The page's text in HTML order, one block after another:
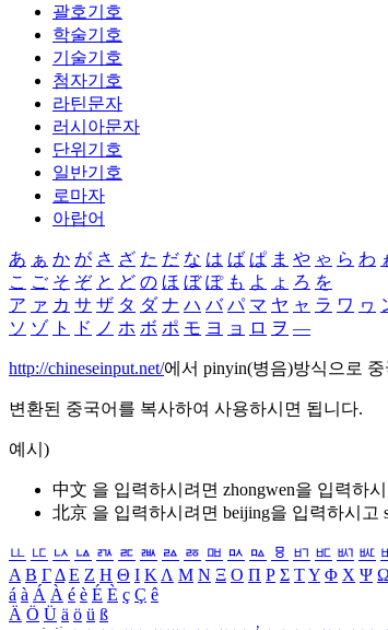
괄호기호
학술기호
기술기호
첨자기호
라틴문자
러시아문자
단위기호
일반기호
로마자
아랍어
あ ぁ か が さ ざ た だ な は ば ぱ ま や ゃ ら わ
こ ご そ ぞ と ど の ほ ぼ ぽ も よ ょ ろ を
ア ァ カ サ ザ タ ダ ナ ハ バ パ マ ヤ ャ ラ ワ ヮ
ソ ゾ ト ド ノ ホ ボ ポ モ ヨ ョ ロ ヲ ―
http://chineseinput.net/에서 pinyin(병음)방식으로
변환된 중국어를 복사하여 사용하시면 됩니다.
예시)
中文 을 입력하시려면 zhongwen을 입력하
北京 을 입력하시려면 beijing을 입력하시고
ㅥ ㅦ ㅧ ㅨ ㅩ ㅪ ㅫ ㅬ ㅭ ㅮ ㅯ ㅰ ㅱ ㅲ ㅳ ㅴ ㅵ
Α Β ΓΔ Ε Ζ Η Θ Ι ΚΛ Μ Ν Ξ Ο Π Ρ Σ ΤΥ Φ Χ Ψ Ω
á à Á À é è É È ç Ç ê
Ä Ö Ü ä ö ü ß